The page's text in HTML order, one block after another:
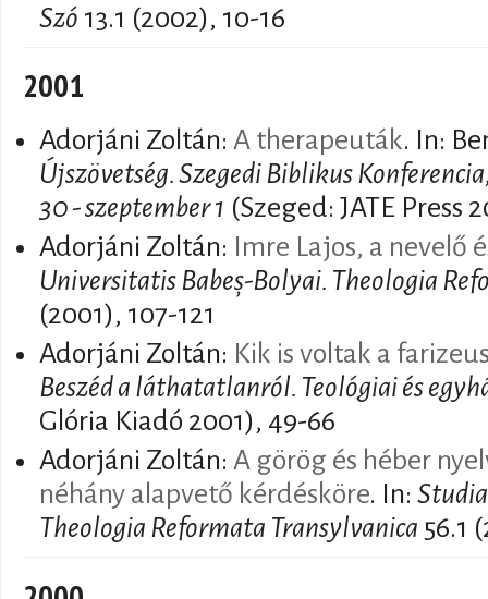
Szó 13.1 (2002), 10-16
2001
Adorjáni Zoltán: A therapeuták. In:
Újszövetség. Szegedi Biblikus
30 - szeptember 1 (Szeged: JATE Press
Adorjáni Zoltán:
Imre Lajos, a nevelő
Universitatis Babeș-Bolyai. Theologia
(2001), 107-121
Adorjáni Zoltán: Kik is voltak a
Beszéd a láthatatlanról. Teológiai és
Glória Kiadó 2001), 49-66
Adorjáni Zoltán: A görög és héber
néhány alapvető kérdésköre. In:
Theologia Reformata Transylvanica 56.1